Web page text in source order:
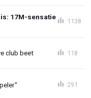
17M-sensatie
1138
club beet 118
291